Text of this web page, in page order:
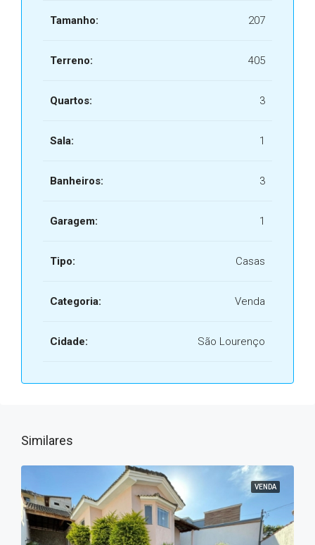
Tamanho: 207
Terreno: 405
Quartos: 3
Sala: 1
Banheiros: 3
Garagem: 1
Tipo: Casas
Categoria: Venda
Cidade: São Lourenço
Similares
VENDA